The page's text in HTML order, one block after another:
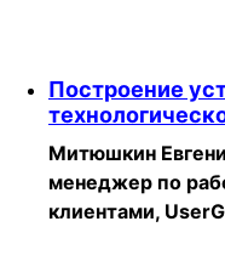
Построение
Митюшкин
менеджер по
клиентами,